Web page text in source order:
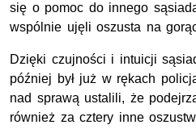
się o pomoc do innego
wspólnie ujęli oszusta na
Dzięki czujności i intuicji
później był już w rękach
nad sprawą ustalili, że
również za cztery inne